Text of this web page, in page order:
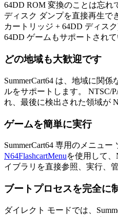
64DD ROM 変換のことは忘れ
ディスク ダンプを直接再生で
カートリッジ + 64DD ディス
64DD ゲームもサポートされて
どの地域も大歓迎です
SummerCart64 は、地域に関
ルをサポートします。 NTSC/
れ、最後に検出された領域が
ゲームを簡単に実行
SummerCart64 専用のメニュ
N64FlashcartMenuを使用して
イブラリを直接参照、実行、
ブートプロセスを完全に
ダイレクト モードでは、